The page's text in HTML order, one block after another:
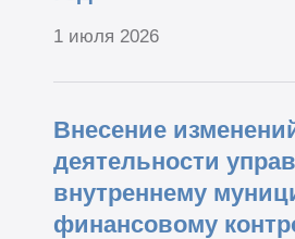
1 июля 2026
Внесение
деятельности
внутреннему
финансовому